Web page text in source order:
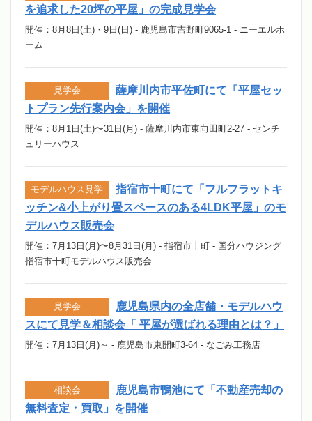
を追求した20坪の平屋」の完成見学会
開催：8月8日(土)・9日(日) - 鹿児島市吉野町9065-1 - ニーエルホ
ーム
薩摩川内市平佐町にて「平屋セッ
トプラン先行案内会」を開催
開催：8月1日(土)〜31日(月) - 薩摩川内市東向田町2-27 - センチ
ュリーハウス
見学会
指宿市十町にて「フルフラットキ
ッチン&小上がり畳スペースのある4LDK平屋」のモ
デルハウス販売会
開催：7月13日(月)〜8月31日(月) - 指宿市十町 - 国分ハウジング
指宿市十町モデルハウス販売会
モデルハウス見学
鹿児島県内の全店舗・モデルハウ
スにて見学＆相談会「 平屋が選ばれる理由とは？」
開催：7月13日(月)～ - 鹿児島市東開町3-64 - なごみ工務店
見学会
鹿児島市鴨池にて「不動産売却の
無料査定・買取」を開催
相談会